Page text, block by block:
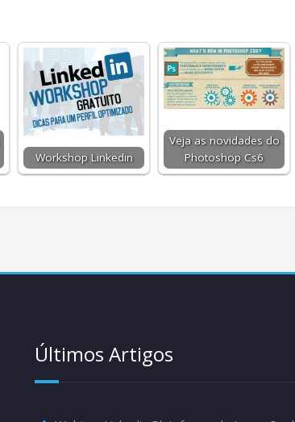
Workshop Linkedin
Veja as novidades do
Photoshop Cs6
Últimos Artigos